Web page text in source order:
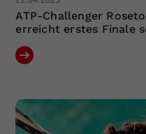
ATP-Challenger
erreicht erstes Finale